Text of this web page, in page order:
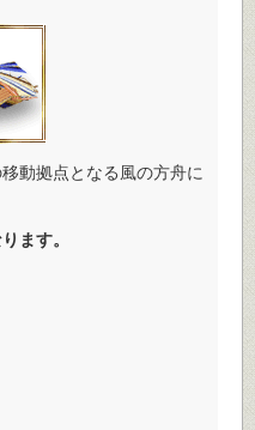
動拠点となる風の方舟に
ます。